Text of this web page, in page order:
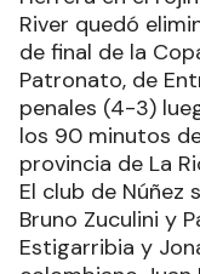
River quedó
de final de la
Patronato, de
penales (4-3)
los 90 minutos
provincia de La
El club de Núñez
Bruno Zuculini y
Estigarribia y